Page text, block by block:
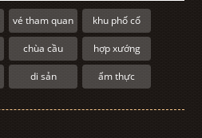
vé tham quan khu phố cổ
chùa cầu hợp xướng
di sản ẩm thực